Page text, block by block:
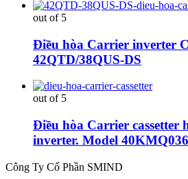
out of 5
Điều hòa Carrier inverter
42QTD/38QUS-DS
out of 5
Điều hòa Carrier cassetter
inverter. Model
Công Ty Cổ Phần SMIND